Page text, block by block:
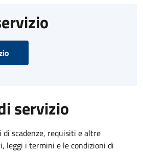
servizio
di scadenze, requisiti e altre
leggi i termini e le condizioni di